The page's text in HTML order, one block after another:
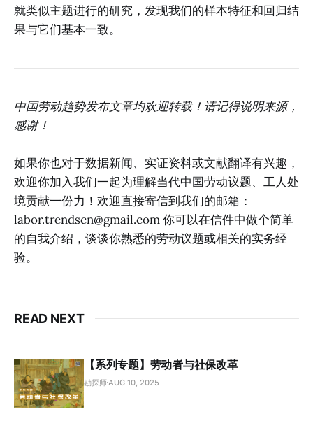
就类似主题进行的研究，发现我们的样本特征和回归结
果与它们基本一致。
中国劳动趋势发布文章均欢迎转载！请记得说明来源，
感谢！
如果你也对于数据新闻、实证资料或文献翻译有兴趣，
欢迎你加入我们一起为理解当代中国劳动议题、工人处
境贡献一份力！欢迎直接寄信到我们的邮箱：
labor.trendscn@gmail.com你可以在信件中做个简单
的自我介绍，谈谈你熟悉的劳动议题或相关的实务经
验。
READ NEXT
【系列专题】劳动者与社保改革
勘探师 AUG 10, 2025